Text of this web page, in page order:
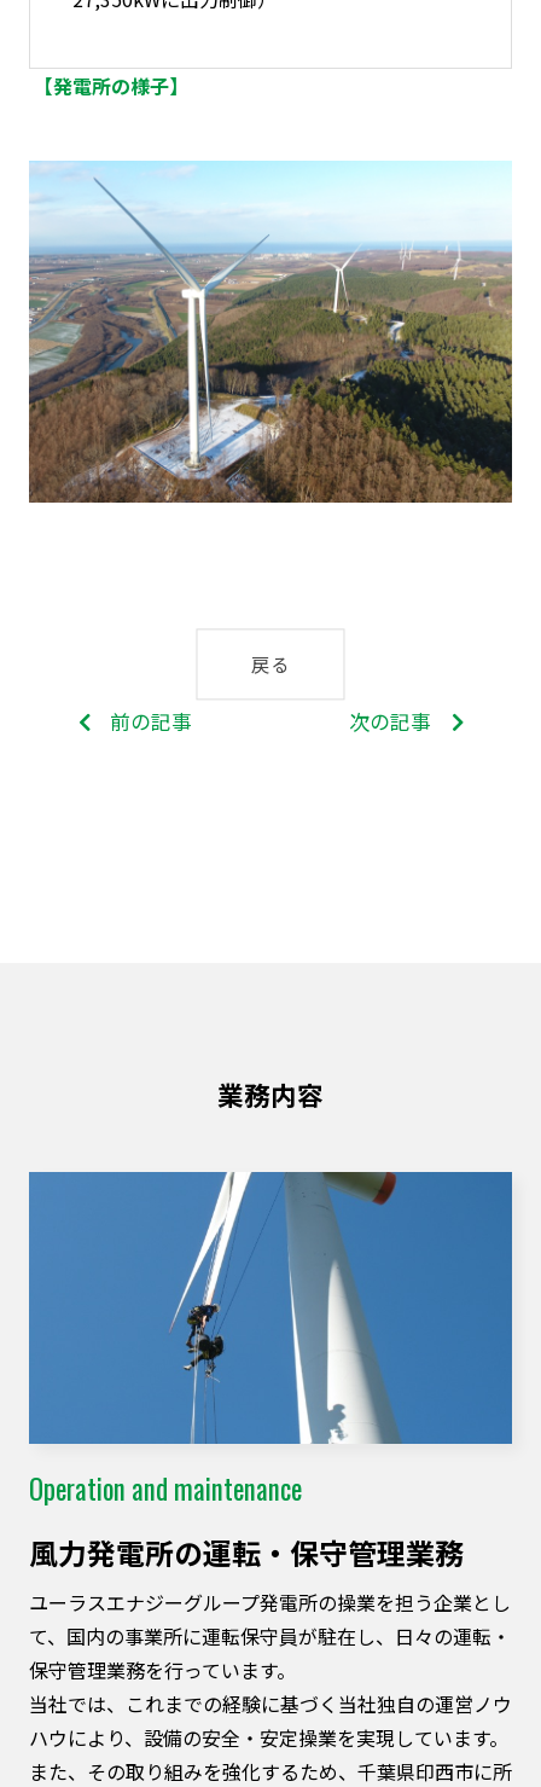
【発電所の様子】
前の記事
戻る
次の記事
業務内容
Operation and maintenance
⾵⼒発電所の運転・保守管理業務
ユーラスエナジーグループ発電所の操業を担う企業とし
て、国内の事業所に運転保守員が駐在し、⽇々の運転・
保守管理業務を⾏っています。
当社では、これまでの経験に基づく当社独自の運営ノウ
ハウにより、設備の安全・安定操業を実現しています。
また、その取り組みを強化するため、千葉県印西市に所